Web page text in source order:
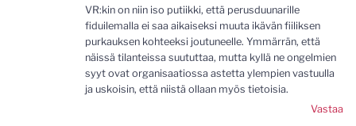
VR:kin on niin iso putiikki, että perusduunarille
fiduilemalla ei saa aikaiseksi muuta ikävän fiiliksen
purkauksen kohteeksi joutuneelle. Ymmärrän, että
näissä tilanteissa suututtaa, mutta kyllä ne ongelmien
syyt ovat organisaatiossa astetta ylempien vastuulla
ja uskoisin, että niistä ollaan myös tietoisia.
Vastaa